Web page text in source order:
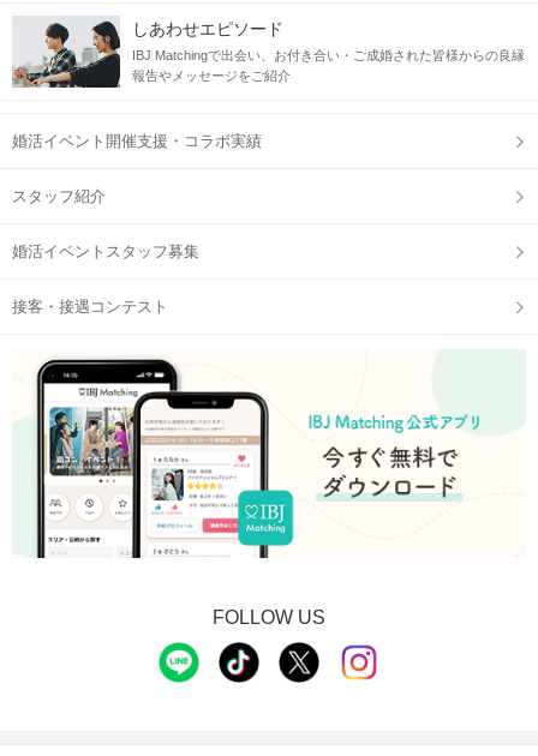
STEP3 【個室8対8】トークタイムスタート
しあわせエピソード
IBJ Matchingで出会い、お付き合い・ご成婚された皆様からの良縁
報告やメッセージをご紹介
婚活イベント開催支援・コラボ実績
スタッフ紹介
婚活イベントスタッフ募集
接客・接遇コンテスト
FOLLOW US